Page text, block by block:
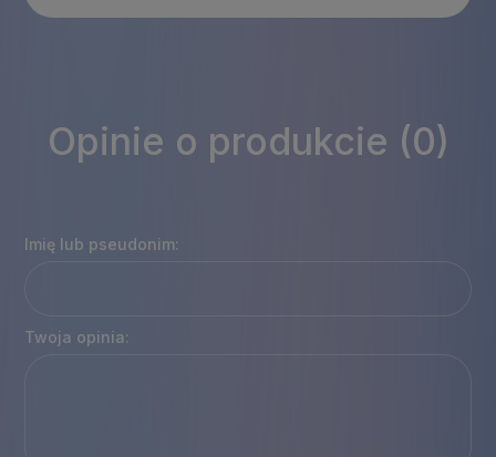
Opinie o produkcie (0)
Imię lub pseudonim:
Twoja opinia: